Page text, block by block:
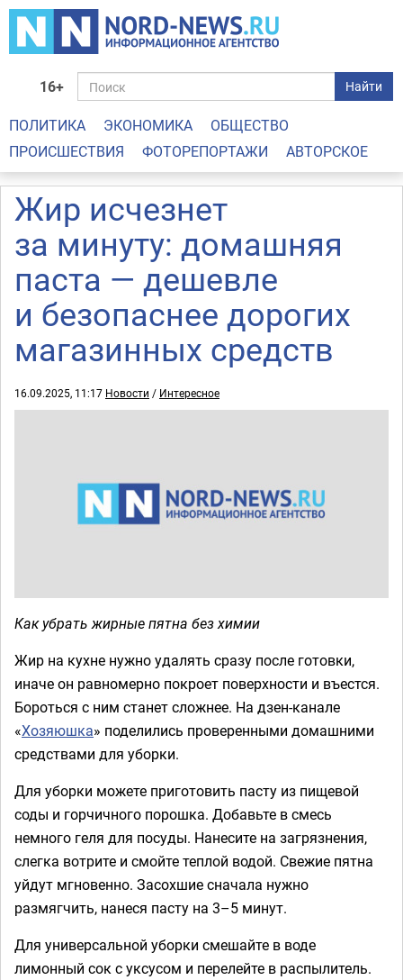
16+ Найти
ПОЛИТИКА ЭКОНОМИКА
ОБЩЕСТВО
ПРОИСШЕСТВИЯ
ФОТОРЕПОРТАЖИ АВТОРСКОЕ
Жир исчезнет
за минуту: домашняя
паста — дешевле
и безопаснее дорогих
магазинных средств
16.09.2025, 11:17 Новости / Интересное
Как убрать жирные пятна без химии
Жир на кухне нужно удалять сразу после готовки,
иначе он равномерно покроет поверхности и въестся.
Бороться с ним станет сложнее. На дзен-канале
«Хозяюшка» поделились проверенными домашними
средствами для уборки.
Для уборки можете приготовить пасту из пищевой
соды и горчичного порошка. Добавьте в смесь
немного геля для посуды. Нанесите на загрязнения,
слегка вотрите и смойте теплой водой. Свежие пятна
уйдут мгновенно. Засохшие сначала нужно
размягчить, нанеся пасту на 3–5 минут.
Для универсальной уборки смешайте в воде
лимонный сок с уксусом и перелейте в распылитель.